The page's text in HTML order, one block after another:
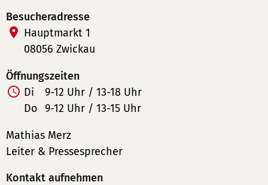
Besucheradresse
Hauptmarkt 1
08056 Zwickau
Öffnungszeiten
Di
9-12 Uhr / 13-18 Uhr
Do 9-12 Uhr / 13-15 Uhr
Mathias Merz
Leiter & Pressesprecher
Kontakt aufnehmen